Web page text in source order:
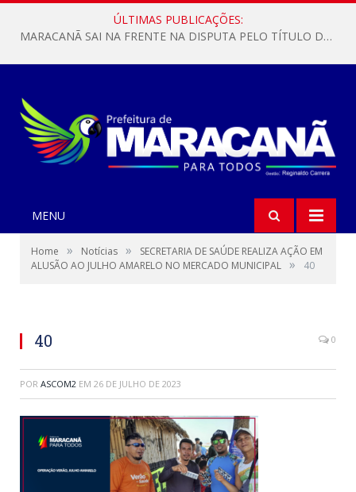
ÚLTIMAS PUBLICAÇÕES:
MARACANÃ SAI NA FRENTE NA DISPUTA PELO TÍTULO DA COPA PARÁ SUB-17!
MENU
Home » Notícias »
SECRETARIA DE SAÚDE REALIZA AÇÃO EM
ALUSÃO AO JULHO AMARELO NO MERCADO MUNICIPAL » 40
40 0
POR ASCOM2 EM 26 DE JULHO DE 2023